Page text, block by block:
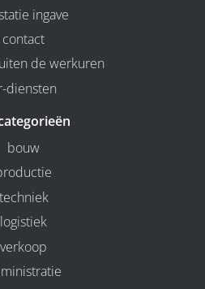
ingave
contact
de werkuren
diensten
bouw
techniek
logistiek
verkoop